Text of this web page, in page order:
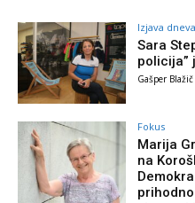
Izjava dneva
Sara
policija”
Gašper Blažič
Fokus
Marija
na